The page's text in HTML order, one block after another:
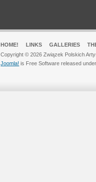
HOME! LINKS GALLERIES
Copyright © 2026 Związek Polskich
Joomla! is Free Software released